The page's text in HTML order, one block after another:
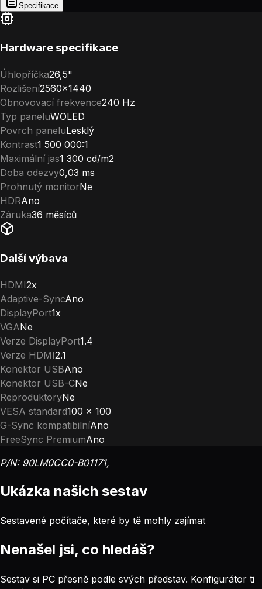
Specifikace
Hardware specifikace
Úhlopříčka26,5"
Rozlišení2560×1440
Obnovovací frekvence240 Hz
Typ paneluWOLED
Povrch paneluLesklý
Kontrast1 500 000:1
Maximální jas1 300 cd/m2
Doba odezvy0,03 ms
Prohnutý monitorNe
HDRAno
Záruka36 měsíců
Další výbava
HDMI2x
Adaptive-SyncAno
DisplayPort1x
VGANe
Verze DisplayPort1.4
Verze HDMI2.1
Konektor USBAno
Konektor USB-CNe
ReproduktoryNe
VESA standard100 x 100
G-Sync kompatibilníAno
FreeSync PremiumAno
P/N: 90LM0CC0-B01171,
Ukázka našich sestav
Sestavené počítače, které by tě mohly zajímat
Nenašel jsi, co hledáš?
Sestav si PC přesně podle svých představ. Konfigurátor ti